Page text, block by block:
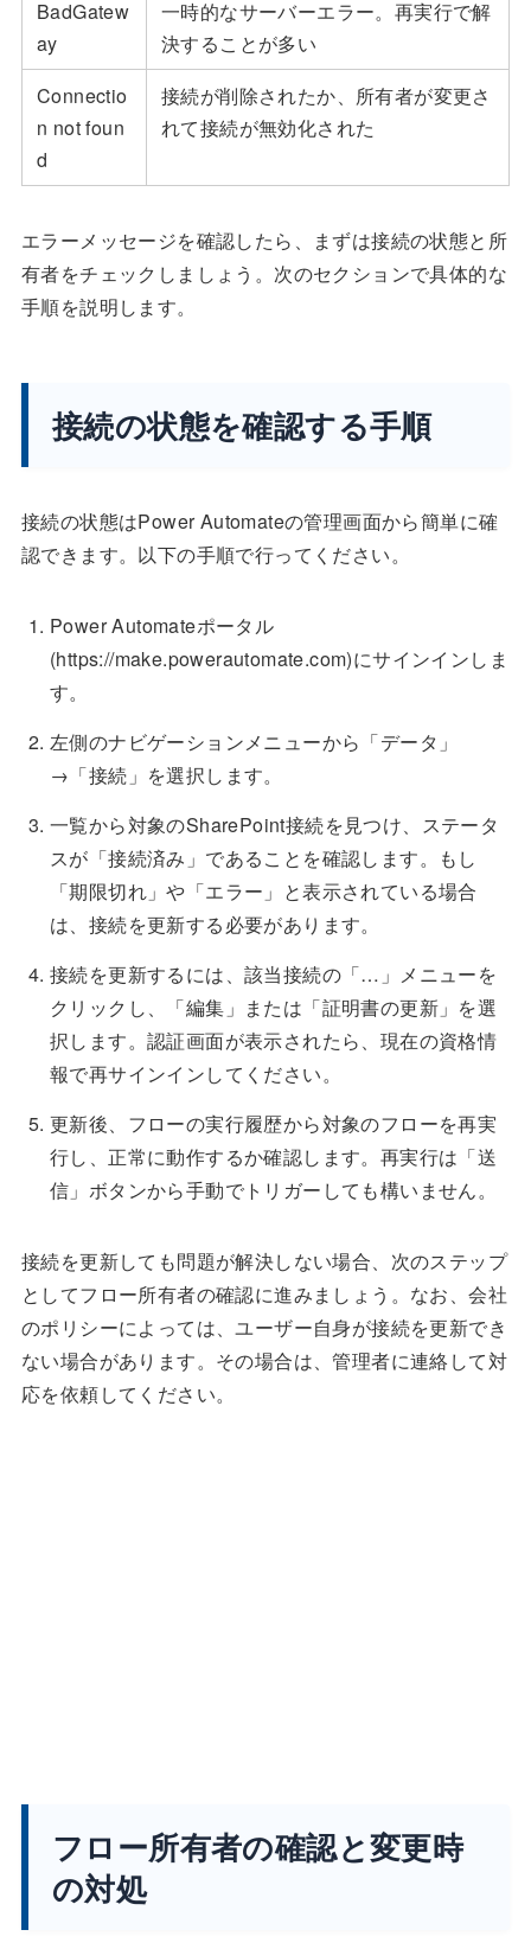
BadGatew
ay
一時的なサーバーエラー。再実行で解
決することが多い
Connectio
n not foun
d
接続が削除されたか、所有者が変更さ
れて接続が無効化された
エラーメッセージを確認したら、まずは接続の状態と所
有者をチェックしましょう。次のセクションで具体的な
手順を説明します。
接続の状態を確認する手順
接続の状態はPower Automateの管理画面から簡単に確
認できます。以下の手順で行ってください。
Power Automateポータル
(https://make.powerautomate.com)にサインインしま
す。
左側のナビゲーションメニューから「データ」
→「接続」を選択します。
一覧から対象のSharePoint接続を見つけ、ステータ
スが「接続済み」であることを確認します。もし
「期限切れ」や「エラー」と表示されている場合
は、接続を更新する必要があります。
接続を更新するには、該当接続の「…」メニューを
クリックし、「編集」または「証明書の更新」を選
択します。認証画面が表示されたら、現在の資格情
報で再サインインしてください。
更新後、フローの実行履歴から対象のフローを再実
行し、正常に動作するか確認します。再実行は「送
信」ボタンから手動でトリガーしても構いません。
接続を更新しても問題が解決しない場合、次のステップ
としてフロー所有者の確認に進みましょう。なお、会社
のポリシーによっては、ユーザー自身が接続を更新でき
ない場合があります。その場合は、管理者に連絡して対
応を依頼してください。
フロー所有者の確認と変更時
の対処